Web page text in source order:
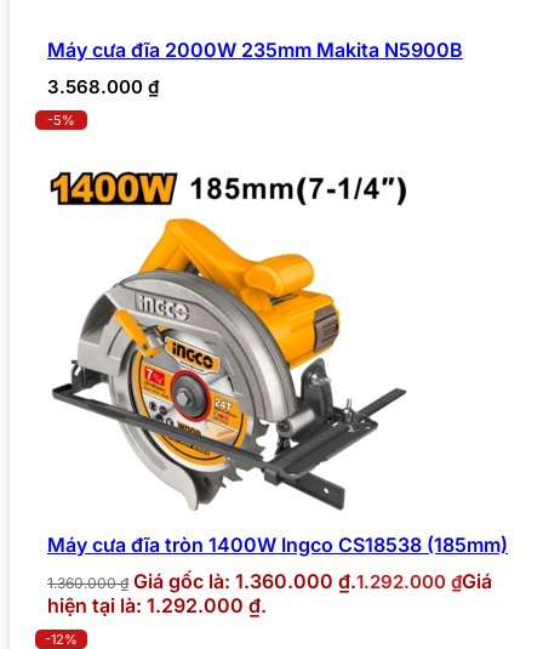
Máy cưa đĩa 2000W 235mm Makita N5900B
3.568.000 ₫
-5%
Máy cưa đĩa tròn 1400W Ingco CS18538 (185mm)
1.360.000₫ Giá gốc là: 1.360.000 ₫.1.292.000 ₫Giá
hiện tại là: 1.292.000 ₫.
-12%